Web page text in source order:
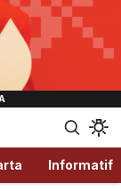
Informatif